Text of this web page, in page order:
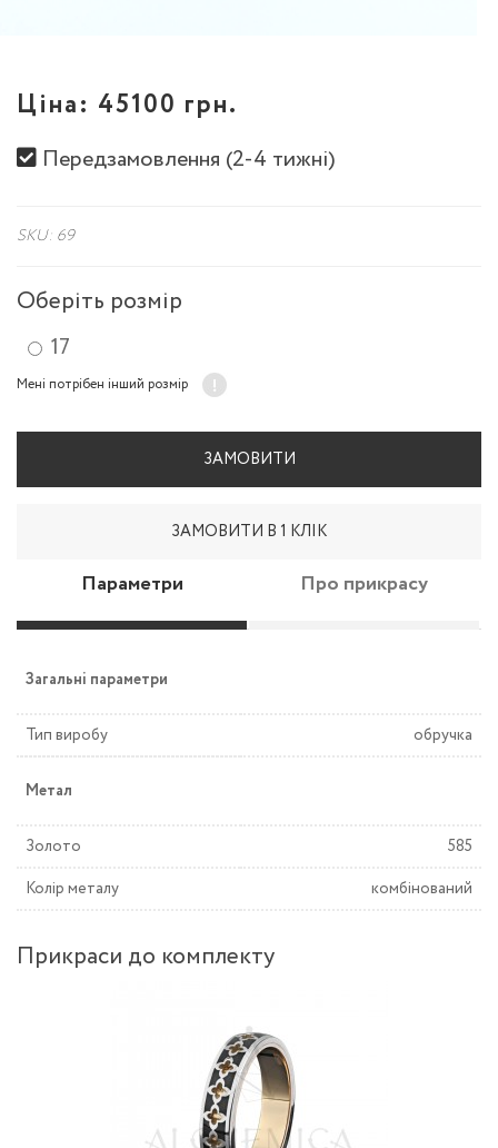
Ціна: 45100 грн.
Передзамовлення (2-4 тижні)
SKU: 69
Оберіть розмір
17
Мені потрібен інший розмір
ЗАМОВИТИ
ЗАМОВИТИ В 1 КЛІК
Параметри Про прикрасу
Загальні параметри
Тип виробу обручка
Метал
Золото
585
Колір металу
комбінований
Прикраси до комплекту